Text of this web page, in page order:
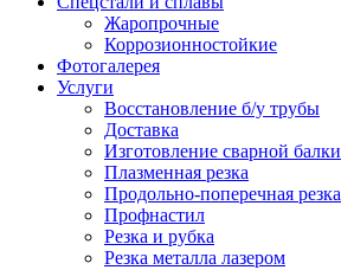
Жаропрочные
Коррозионностойкие
Фотогалерея
Услуги
Восстановление б/у трубы
Доставка
Изготовление сварной балки
Плазменная резка
Продольно-поперечная резка
Профнастил
Резка и рубка
Резка металла лазером